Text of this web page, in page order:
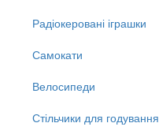
Радіокеровані іграшки
Самокати
Велосипеди
Стільчики для годування